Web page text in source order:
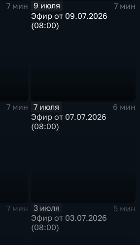
7 мин
9 июля
7 мин
Эфир от 09.07.2026
(08:00)
7 мин
7 июля
6 мин
Эфир от 07.07.2026
(08:00)
7 мин
3 июля
5 мин
Эфир от 03.07.2026
(08:00)